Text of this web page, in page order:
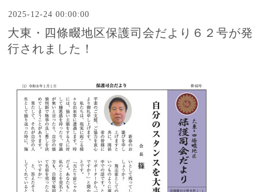
2025-12-24 00:00:00
大東・四條畷地区保護司会だより６２号が発
行されました！